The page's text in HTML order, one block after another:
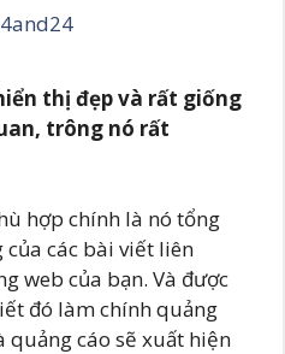
thị đẹp và rất giống
trông nó rất
hợp chính là nó tổng
các bài viết liên
web của bạn. Và được
đó làm chính quảng
quảng cáo sẽ xuất hiện